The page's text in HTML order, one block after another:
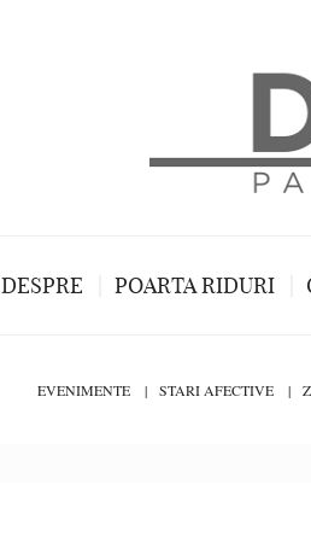
DESPRE POARTA RIDURI
EVENIMENTE STARI AFECTIVE